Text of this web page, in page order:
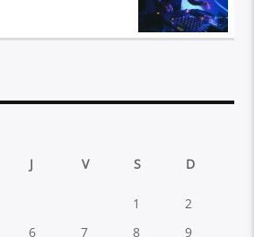
J V S D
1
2
6 7 8
9